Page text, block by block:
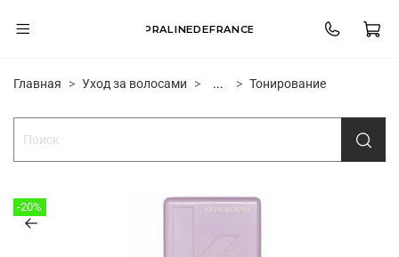
PRALINEDEFRANCE
Главная Уход за волосами ... Тонирование
-20%